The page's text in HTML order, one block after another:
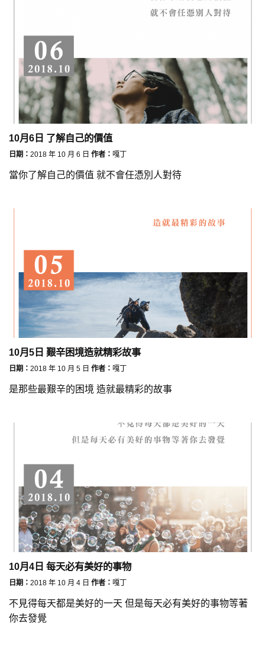
10月6日 了解自己的價值
日期： 2018 年 10 月 6 日 作者： 嘎丁
當你了解自己的價值 就不會任憑別人對待
10月5日 艱辛困境造就精彩故事
日期： 2018 年 10 月 5 日 作者： 嘎丁
是那些最艱辛的困境 造就最精彩的故事
10月4日 每天必有美好的事物
日期： 2018 年 10 月 4 日 作者： 嘎丁
不見得每天都是美好的一天 但是每天必有美好的事物等著
你去發覺